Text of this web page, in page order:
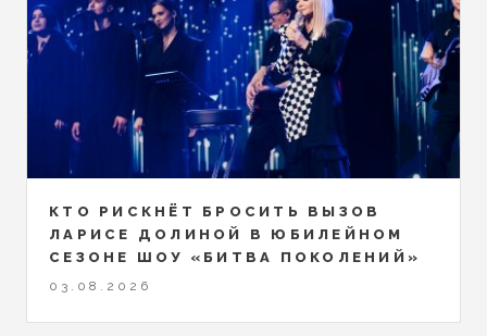
КТО РИСКНЁТ БРОСИТЬ ВЫЗОВ
ЛАРИСЕ ДОЛИНОЙ В ЮБИЛЕЙНОМ
СЕЗОНЕ ШОУ «БИТВА ПОКОЛЕНИЙ»
03.08.2026